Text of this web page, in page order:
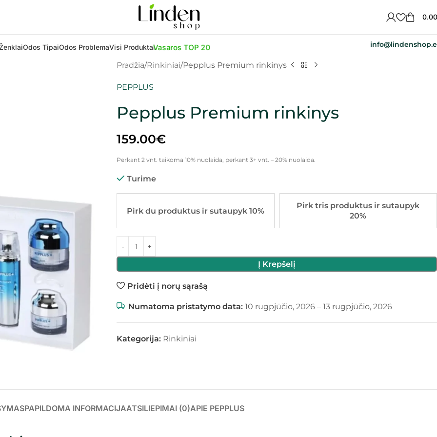
0.00
Odos TipaiOdos ProblemaVisi ProduktaiVasaros TOP 20
Pradžia Rinkiniai Pepplus Premium rinkinys
PEPPLUS
Pepplus Premium rinkinys
159.00€
Perkant 2 vnt. taikoma 10% nuolaida, perkant 3+ vnt. – 20% nuolaida.
Turime
Pirk du produktus ir sutaupyk 10%
Pirk tris produktus ir sutaupyk
20%
Į Krepšelį
Pridėti į norų sąrašą
Numatoma pristatymo data: 10 rugpjūčio, 2026 – 13 rugpjūčio, 2026
Kategorija: Rinkiniai
PAPILDOMA INFORMACIJAATSILIEPIMAI (0)APIE PEPPLUS